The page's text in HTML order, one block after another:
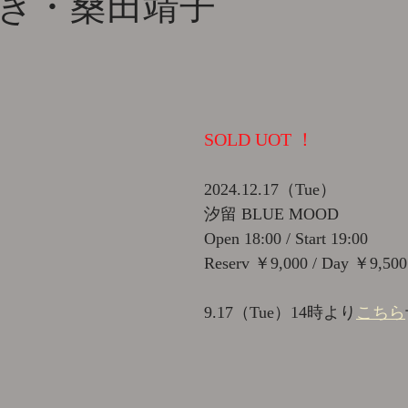
SOLD UOT ！
2024.12.17（Tue）
汐留 BLUE MOOD
Open 18:00 / Start 19:00
Reserv ￥9,000 / Day ￥9,500
9.17（Tue）14時より こちら